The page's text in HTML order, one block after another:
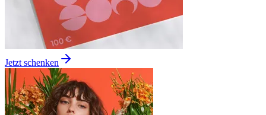
Jetzt schenken